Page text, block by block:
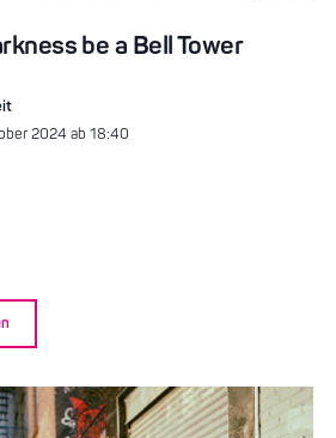
be a Bell Tower
2024 ab 18:40